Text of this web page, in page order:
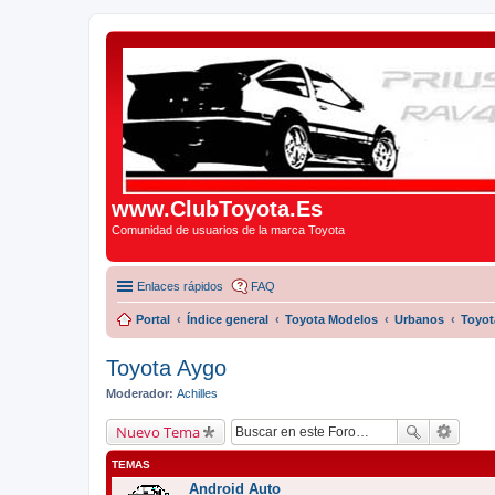
www.ClubToyota.Es
Comunidad de usuarios de la marca Toyota
Enlaces rápidos FAQ
Portal Índice general Toyota Modelos Urbanos
Toyota Aygo
Moderador: Achilles
Nuevo Tema
TEMAS
Android Auto